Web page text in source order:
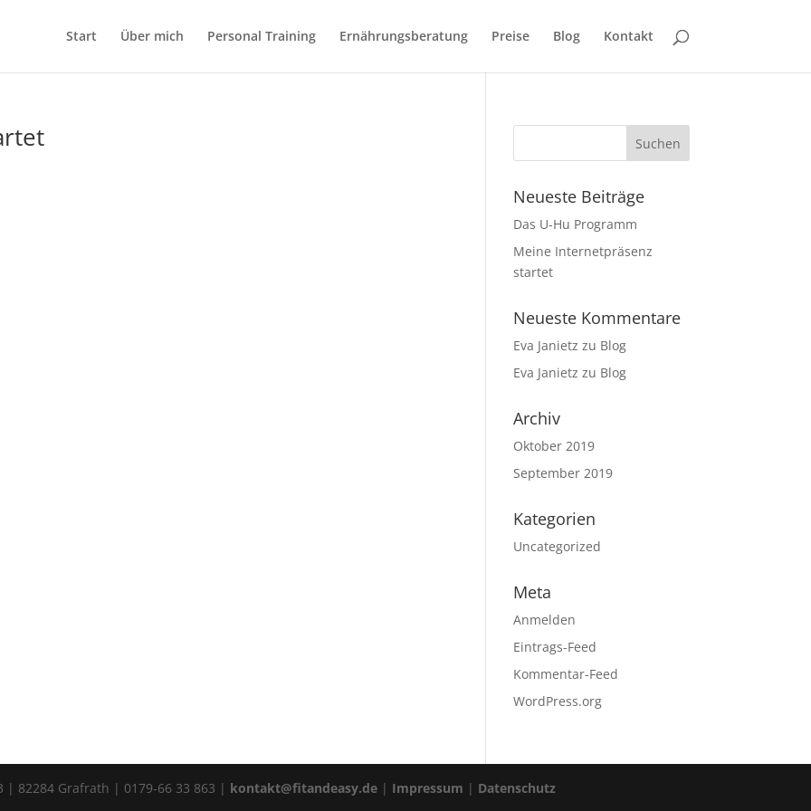
Start Über mich Personal Training Ernährungsberatung Preise Blog Kontakt
Neueste Beiträge
Das U-Hu Programm
Meine Internetpräsenz
startet
Neueste Kommentare
Eva Janietz zu Blog
Eva Janietz zu Blog
Archiv
Oktober 2019
September 2019
Kategorien
Uncategorized
Meta
Anmelden
Eintrags-Feed
Kommentar-Feed
WordPress.org
82284 Grafrath | 0179-66 33 863 | kontakt@fitandeasy.de | Impressum | Datenschutz